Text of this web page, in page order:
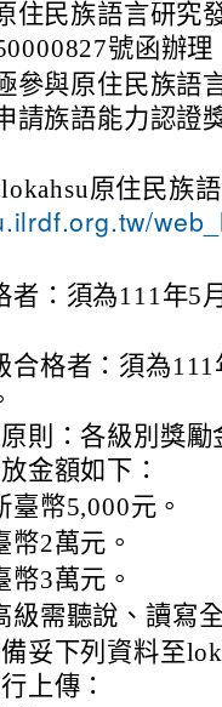
住民族語言研究
號函辦理
參與原住民族語
請族語能力認證
原住民族
者：須為111年5
合格者：須為
則：各級別獎
金額如下：
臺幣5,000元。
幣2萬元。
幣3萬元。
級需聽說、讀寫
妥下列資料至
上傳：